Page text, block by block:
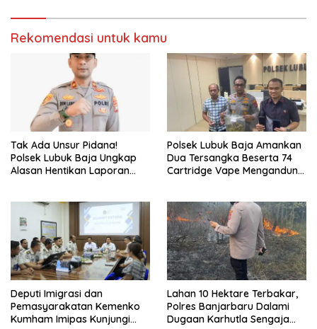
Rekomendasi untuk kamu
Tak Ada Unsur Pidana!
Polsek Lubuk Baja Ungkap
Alasan Hentikan Laporan
Polsek Lubuk Baja Amankan
Dua Tersangka Beserta 74
Cartridge Vape Mengandung
Deputi Imigrasi dan
Pemasyarakatan Kemenko
Kumham Imipas Kunjungi
Lahan 10 Hektare Terbakar,
Polres Banjarbaru Dalami
Dugaan Karhutla Sengaja